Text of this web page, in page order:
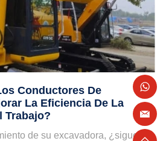
Conductores De
La Eficiencia De La
Trabajo?
de su excavadora, ¿sigue